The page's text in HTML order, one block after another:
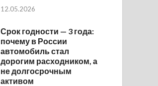
12.05.2026
Срок годности — 3 года:
почему в России
автомобиль стал
дорогим расходником, а
не долгосрочным
активом